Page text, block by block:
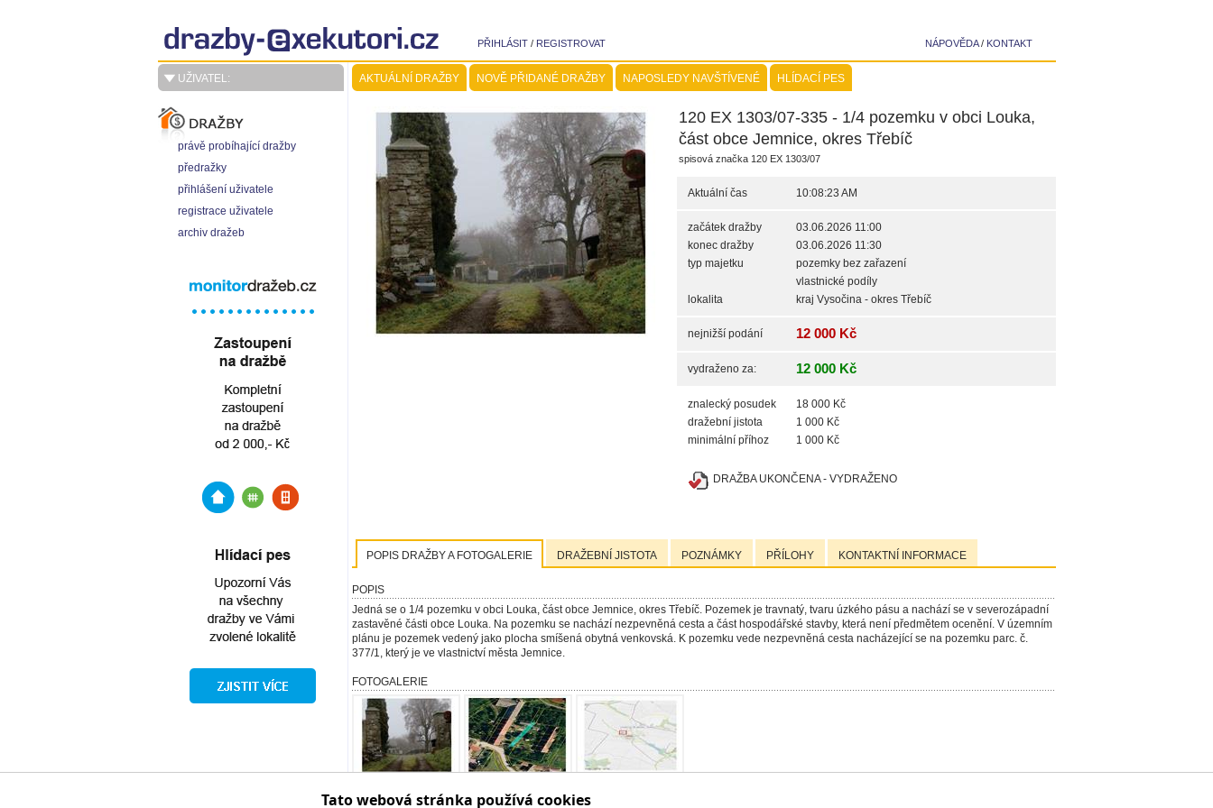
PŘIHLÁSIT/ REGISTROVAT NÁPOVĚDA/ KONTAKT
UŽIVATEL:
právě probíhající dražby
předražky
přihlášení uživatele
registrace uživatele
archiv dražeb
AKTUÁLNÍ DRAŽBY NOVĚ PŘIDANÉ DRAŽBY NAPOSLEDY NAVŠTÍVENÉ HLÍDACÍ PES
120 EX 1303/07-335 - 1/4 pozemku v obci Louka,
část obce Jemnice, okres Třebíč
spisová značka 120 EX 1303/07
Aktuální čas 10:08:23 AM
začátek dražby
03.06.2026 11:00
konec dražby
03.06.2026 11:30
typ majetku
pozemky bez zařazení
vlastnické podíly
lokalita
kraj Vysočina - okres Třebíč
nejnižší podání 12 000 Kč
vydraženo za: 12 000 Kč
znalecký posudek
18 000 Kč
dražební jistota
1 000 Kč
minimální příhoz
1 000 Kč
DRAŽBA UKONČENA - VYDRAŽENO
POPIS DRAŽBY A FOTOGALERIE DRAŽEBNÍ JISTOTA POZNÁMKY PŘÍLOHY KONTAKTNÍ INFORMACE
POPIS
Jedná se o 1/4 pozemku v obci Louka, část obce Jemnice, okres Třebíč. Pozemek je travnatý, tvaru úzkého pásu a nachází se v severozápadní
zastavěné části obce Louka. Na pozemku se nachází nezpevněná cesta a část hospodářské stavby, která není předmětem ocenění. V územním
plánu je pozemek vedený jako plocha smíšená obytná venkovská. K pozemku vede nezpevněná cesta nacházející se na pozemku parc. č.
377/1, který je ve vlastnictví města Jemnice.
FOTOGALERIE
Tato webová stránka používá cookies